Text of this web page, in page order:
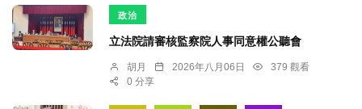
政治
立法院請審核監察院人事同意權公聽會
胡月 2026年八月06日
379 觀看
0 分享